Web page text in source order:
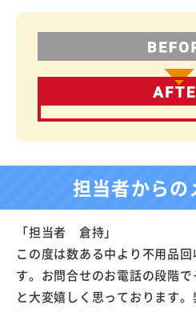
担当者からの
「担当者 倉持」
この度は数ある中より不用品
す。お問合せのお電話の段階
と大変嬉しく思っております